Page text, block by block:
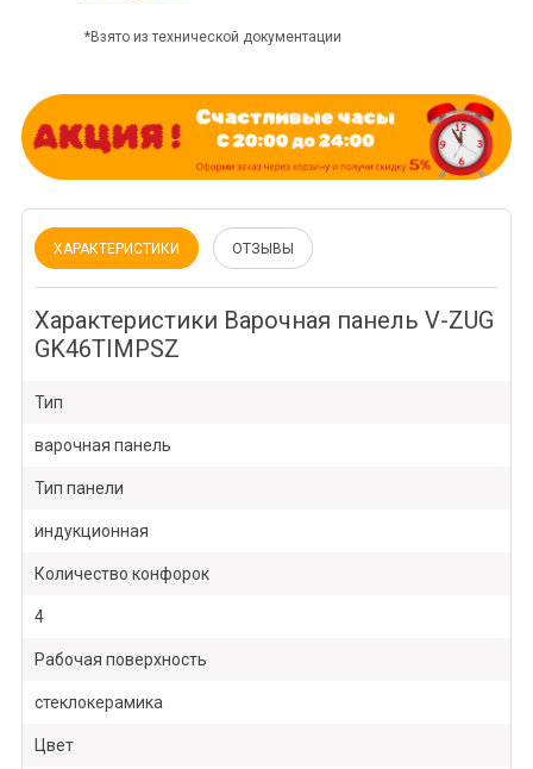
*Взято из технической документации
ХАРАКТЕРИСТИКИ ОТЗЫВЫ
Характеристики Варочная панель V-ZUG
GK46TIMPSZ
Тип
варочная панель
Тип панели
индукционная
Количество конфорок
4
Рабочая поверхность
стеклокерамика
Цвет